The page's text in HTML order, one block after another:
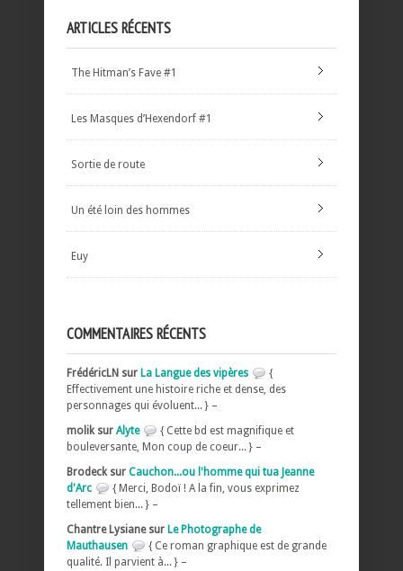
ARTICLES RÉCENTS
The Hitman’s Fave #1
Les Masques d’Hexendorf #1
Sortie de route
Un été loin des hommes
Euy
COMMENTAIRES RÉCENTS
FrédéricLN sur La Langue des vipères
{
Effectivement une histoire riche et dense, des
personnages qui évoluent... } –
molik sur Alyte
{ Cette bd est magnifique et
bouleversante, Mon coup de coeur... } –
Brodeck sur Cauchon...ou l'homme qui tua Jeanne
d'Arc
{ Merci, Bodoï ! A la fin, vous exprimez
tellement bien... } –
Chantre Lysiane sur Le Photographe de
Mauthausen
{ Ce roman graphique est de grande
qualité. Il parvient à... } –